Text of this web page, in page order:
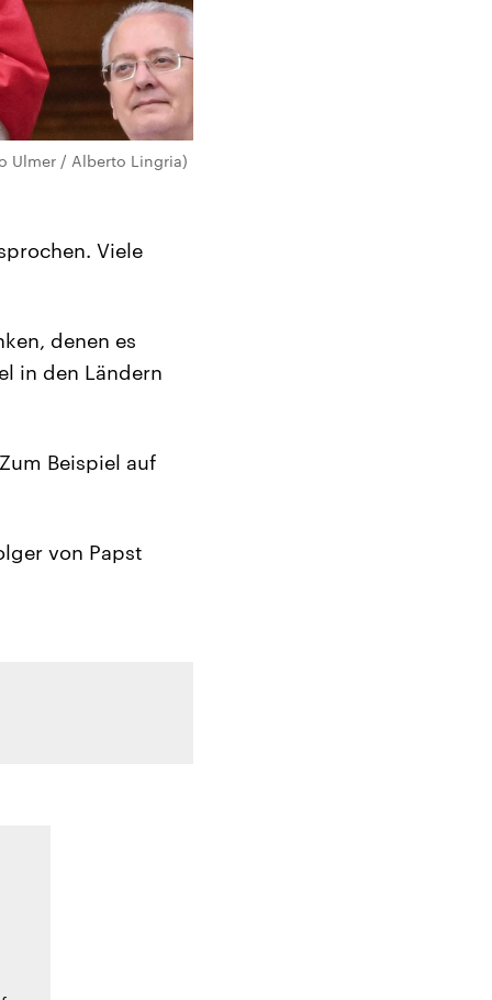
Ulmer / Alberto Lingria)
Viele
denen es
in den Ländern
Beispiel auf
von Papst